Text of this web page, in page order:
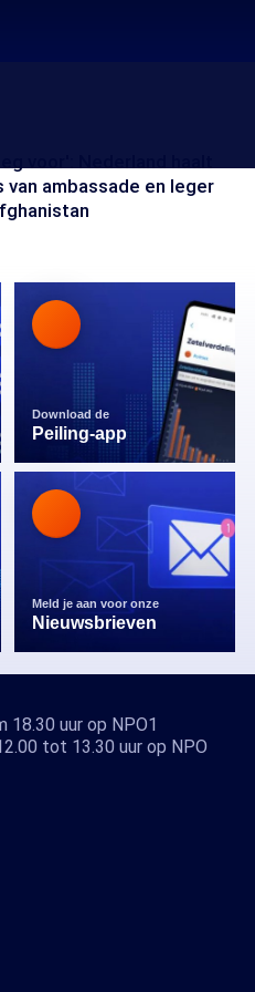
van ambassade en leger
Download de
Peiling-app
Meld je aan voor onze
Nieuwsbrieven
18.30 uur op NPO1
tot 13.30 uur op NPO